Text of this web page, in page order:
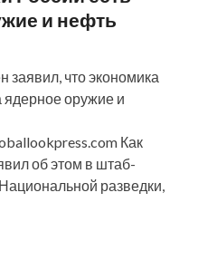
и нефть
что экономика
ядерное оружие и
Как
об этом в штаб-
разведки,